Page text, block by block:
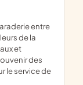
de la
et
des
le service de